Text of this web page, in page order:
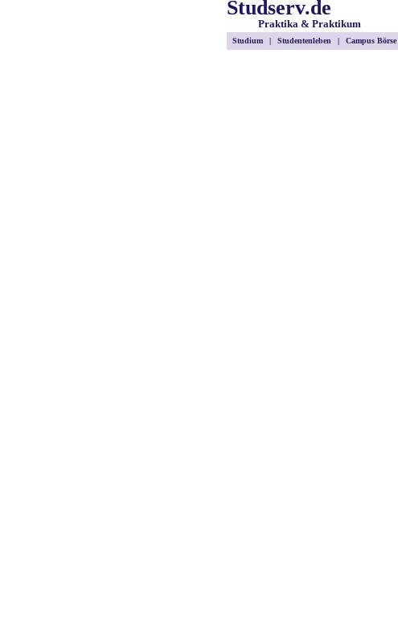
Studserv.de
Praktika & Praktikum
Studium | Studentenleben | Campus Börse